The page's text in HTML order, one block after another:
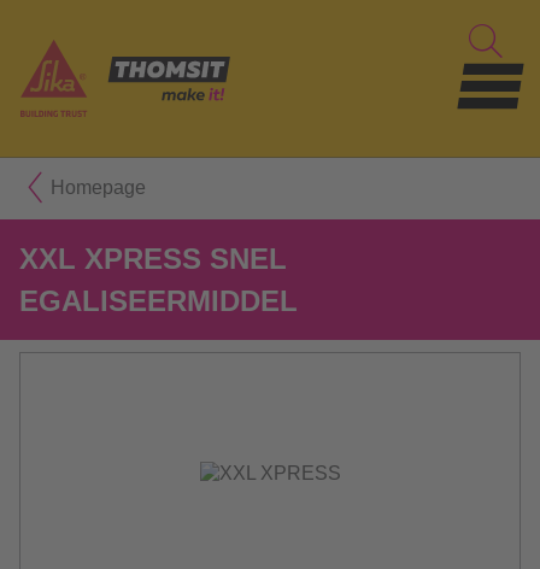
Homepage
XXL XPRESS SNEL
EGALISEERMIDDEL